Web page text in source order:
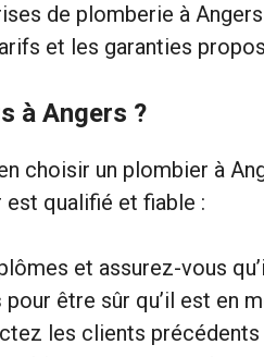
de plomberie à
et les garanties
à Angers ?
choisir un plombier à
qualifié et fiable :
et assurez-vous
pour être sûr qu’il est en
les clients